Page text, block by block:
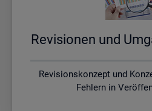
Re­vi­sio­nen und
Revisionskonzept und
Fehlern in